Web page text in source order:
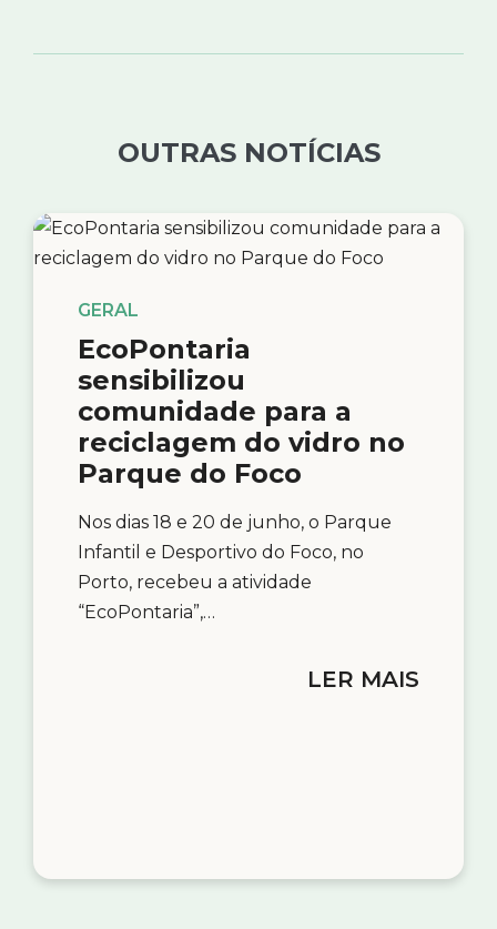
OUTRAS NOTÍCIAS
GERAL
EcoPontaria
sensibilizou
comunidade para a
reciclagem do vidro no
Parque do Foco
Nos dias 18 e 20 de junho, o Parque
Infantil e Desportivo do Foco, no
Porto, recebeu a atividade
“EcoPontaria”,…
LER MAIS